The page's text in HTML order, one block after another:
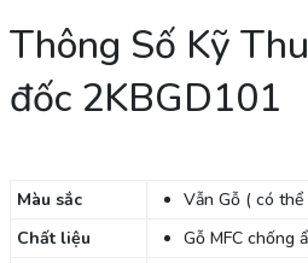
Thông Số Kỹ
đốc 2KBGD101
Màu sắc
Vẫn Gỗ ( có thể
Chất liệu
Gỗ MFC chống